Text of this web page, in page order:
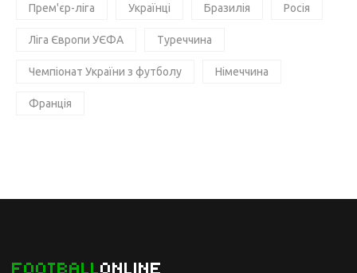
Прем'єр-ліга Українці Бразилія Росія
Ліга Європи УЄФА Туреччина
Чемпіонат України з футболу Німеччина
Франція
FOOTBALLONLINE